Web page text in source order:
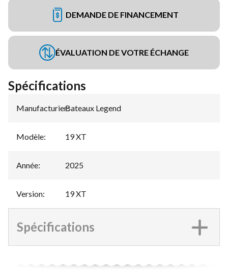
DEMANDE DE FINANCEMENT
ÉVALUATION DE VOTRE ÉCHANGE
Spécifications
Manufacturier:
Bateaux Legend
Modèle: 19 XT
Année: 2025
Version: 19 XT
Spécifications